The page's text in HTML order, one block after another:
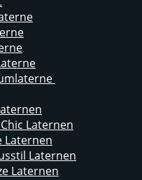
Laternen
Laternen
Laternen
Laternen